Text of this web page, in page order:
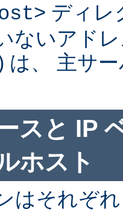
ディレ
ないアド
は、 主サ
スと IP
ホスト
はそれぞ